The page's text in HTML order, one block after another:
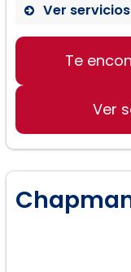
Ver
Te
Ver